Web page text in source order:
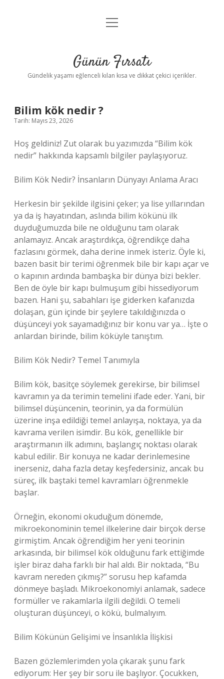
Anasayfa
Yasal Uyarı
menüyü
Günün Fırsatı
Gündelik yaşamı eğlenceli kılan kısa ve dikkat çekici içerikler.
Bilim kök nedir ?
Tarih: Mayıs 23, 2026
Hoş geldiniz! Zut olarak bu yazımızda “Bilim kök
nedir” hakkında kapsamlı bilgiler paylaşıyoruz.
Bilim Kök Nedir? İnsanların Dünyayı Anlama Aracı
Herkesin bir şekilde ilgisini çeker; ya lise yıllarından
ya da iş hayatından, aslında bilim kökünü ilk
duyduğumuzda bile ne olduğunu tam olarak
anlamayız. Ancak araştırdıkça, öğrendikçe daha
fazlasını görmek, daha derine inmek isteriz. Öyle ki,
bazen basit bir terimi öğrenmek bile bir kapı açar ve
o kapının ardında bambaşka bir dünya bizi bekler.
Ben de öyle bir kapı bulmuşum gibi hissediyorum
bazen. Hani şu, sabahları işe giderken kafanızda
dolaşan, gün içinde bir şeylere takıldığınızda o
düşünceyi yok sayamadığınız bir konu var ya… İşte o
anlardan birinde, bilim köküyle tanıştım.
Bilim Kök Nedir? Temel Tanımıyla
Bilim kök, basitçe söylemek gerekirse, bir bilimsel
kavramın ya da terimin temelini ifade eder. Yani, bir
bilimsel düşüncenin, teorinin, ya da formülün
üzerine inşa edildiği temel anlayışa, noktaya, ya da
kavrama verilen isimdir. Bu kök, genellikle bir
araştırmanın ilk adımını, başlangıç noktası olarak
kabul edilir. Bir konuya ne kadar derinlemesine
inerseniz, daha fazla detay keşfedersiniz, ancak bu
süreç, ilk baştaki temel kavramları öğrenmekle
başlar.
Örneğin, ekonomi okuduğum dönemde,
mikroekonominin temel ilkelerine dair birçok derse
girmiştim. Ancak öğrendiğim her yeni teorinin
arkasında, bir bilimsel kök olduğunu fark ettiğimde
işler biraz daha farklı bir hal aldı. Bir noktada, “Bu
kavram nereden çıkmış?” sorusu hep kafamda
dönmeye başladı. Mikroekonomiyi anlamak, sadece
formüller ve rakamlarla ilgili değildi. O temeli
oluşturan düşünceyi, o kökü, bulmalıyım.
Bilim Kökünün Gelişimi ve İnsanlıkla İlişkisi
Bazen gözlemlerimden yola çıkarak şunu fark
ediyorum: Her şey bir soru ile başlıyor. Çocukken,